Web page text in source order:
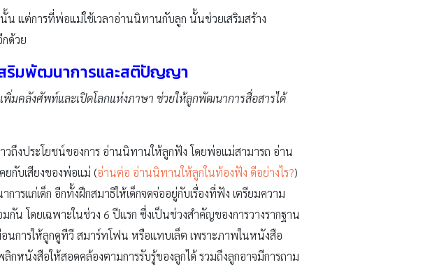
น แต่การที่พ่อแม่ใช้เวลาอ่านนิทานกับลูก นั้นช่วยเสริมสร้าง
ด้วย
สริมพัฒนาการและสติปัญญา
มคลังศัพท์และเปิดโลกแห่งภาษา ช่วยให้ลูกพัฒนาการสื่อสารได้
ถึงประโยชน์ของการ อ่านนิทานให้ลูกฟัง โดยพ่อแม่สามารถ อ่าน
ยกับเสียงของพ่อแม่ (อ่านต่อ อ่านนิทานให้ลูกในท้องฟัง ดีอย่างไร?)
รแก่เด็ก อีกทั้งฝึกสมาธิให้เด็กจดจ่ออยู่กับเรื่องที่ฟัง เตรียมความ
น โดยเฉพาะในช่วง 6 ปีแรก ซึ่งเป็นช่วงสำคัญของการวางรากฐาน
การให้ลูกดูทีวี สมาร์ทโฟน หรือแทบเล็ต เพราะภาพในหนังสือ
หนังสือให้สอดคล้องตามการรับรู้ของลูกได้ รวมถึงลูกอาจมีการถาม